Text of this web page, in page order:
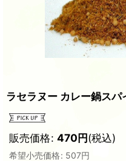
ラセラヌー カレー鍋スパ
販売価格: 470円(税込)
希望小売価格: 507円